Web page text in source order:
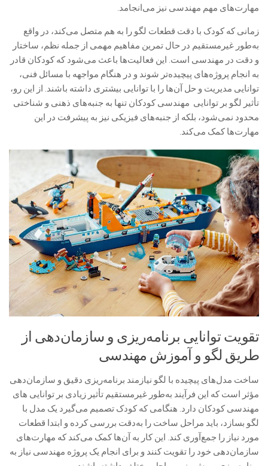
مهارت‌های مهم مهندسی نیز می‌انجامد.
زمانی که کودک با دقت قطعات لگو را به هم متصل می‌کند، در واقع
به‌طور غیرمستقیم در حال تمرین مفاهیم مهمی از جمله نظم، ساختار
و دقت در مهندسی است. این فعالیت‌ها باعث می‌شود که کودکان قادر
به انجام پروژه‌های پیچیده‌تر شوند و در هنگام مواجهه با مسائل فنی،
توانایی مدیریت و حل آن‌ها را با توانایی بیشتری داشته باشند. از این رو،
تأثیر لگو بر توانایی مهندسی کودکان تنها به جنبه‌های ذهنی و شناختی
محدود نمی‌شود، بلکه از جنبه‌های فیزیکی نیز به پیشرفت در این
مهارت‌ها کمک می‌کند.
تقویت توانایی برنامه‌ریزی و سازمان‌دهی از
طریق لگو و آموزش مهندسی
ساخت مدل‌های پیچیده با لگو نیازمند برنامه‌ریزی دقیق و سازمان‌دهی
مؤثر است که این فرآیند به‌طور غیرمستقیم تأثیر زیادی بر توانایی های
مهندسی کودکان دارد. هنگامی که کودک تصمیم می‌گیرد یک مدل با
لگو بسازد، باید مراحل ساخت را به‌دقت بررسی کرده و ابتدا قطعات
مورد نیاز را جمع‌آوری کند. این کار به آن‌ها کمک می‌کند که مهارت‌های
سازمان‌دهی خود را تقویت کنند و برای انجام یک پروژه مهندسی نیاز به